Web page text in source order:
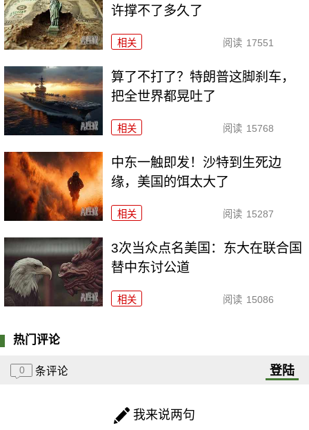
许撑不了多久了
相关 阅读 17551
算了不打了？特朗普这脚刹车，
把全世界都晃吐了
相关 阅读 15768
中东一触即发！沙特到生死边
缘，美国的饵太大了
相关 阅读 15287
3次当众点名美国：东大在联合国
替中东讨公道
相关 阅读 15086
热门评论
0 条评论 登陆
我来说两句